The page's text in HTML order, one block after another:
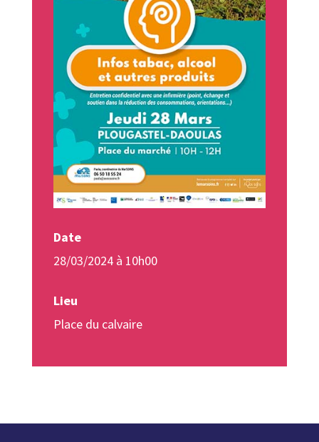
Date
28/03/2024 à 10h00
Lieu
Place du calvaire